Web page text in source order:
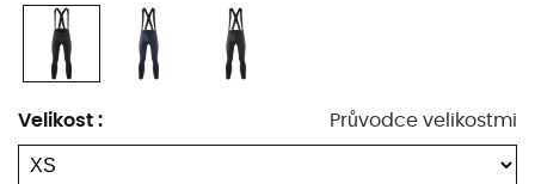
Velikost : Průvodce velikostmi
BibTights S11
od Assos vaším spojencem pro
nezapomenutelné cyklistické dobrodružství. Navržen s
textilem POLAR, tento nan pro střední sezónu vás obklopí
udržitelnost mohou šlapat společně bez kompromisů.